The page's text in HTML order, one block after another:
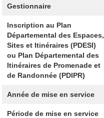
Gestionnaire
Inscription au Plan
Départemental des Espaces,
Sites et Itinéraires (PDESI)
ou Plan Départemental des
Itinéraires de Promenade et
de Randonnée (PDIPR)
Année de mise en service
Période de mise en service